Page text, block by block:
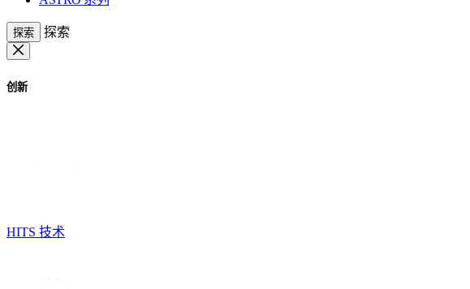
探索 探索
创新
HITS 技术